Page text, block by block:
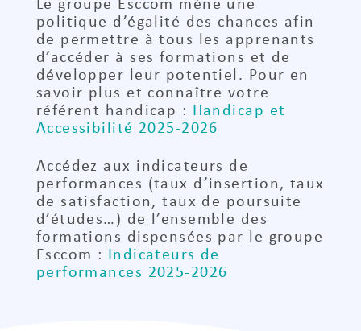
Le groupe Esccom mène une
politique d’égalité des chances afin
de permettre à tous les apprenants
d’accéder à ses formations et de
développer leur potentiel. Pour en
savoir plus et connaître votre
référent handicap : Handicap et
Accessibilité 2025-2026
Accédez aux indicateurs de
performances (taux d’insertion, taux
de satisfaction, taux de poursuite
d’études…) de l’ensemble des
formations dispensées par le groupe
Esccom : Indicateurs de
performances 2025-2026